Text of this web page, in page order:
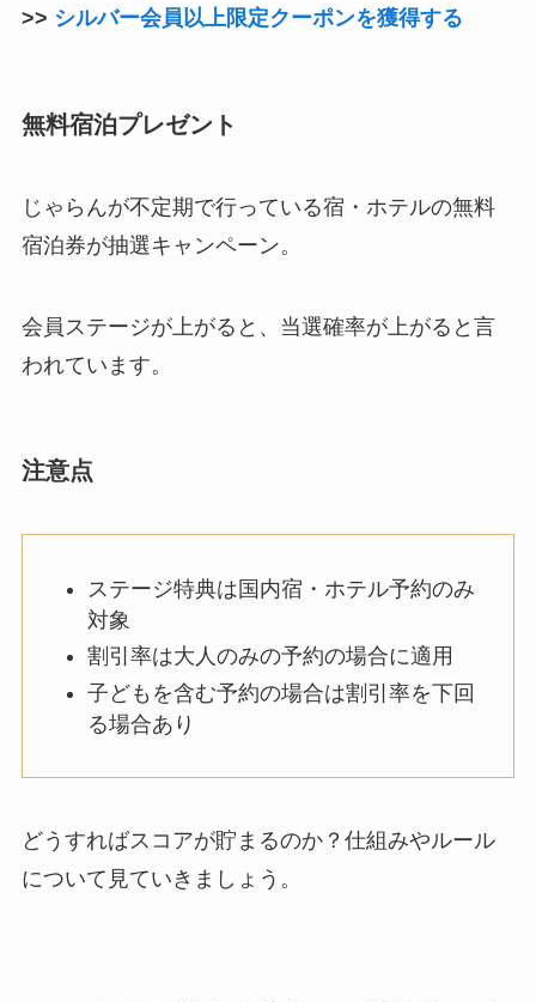
>> シルバー会員以上限定クーポンを獲得する
無料宿泊プレゼント
じゃらんが不定期で行っている宿・ホテルの無料
宿泊券が抽選キャンペーン。
会員ステージが上がると、当選確率が上がると言
われています。
注意点
ステージ特典は国内宿・ホテル予約のみ
対象
割引率は大人のみの予約の場合に適用
子どもを含む予約の場合は割引率を下回
る場合あり
どうすればスコアが貯まるのか？仕組みやルール
について見ていきましょう。